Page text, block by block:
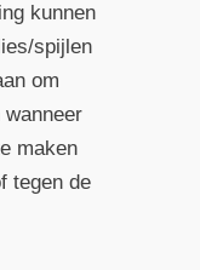
kunnen
spijlen
om
maken
tegen de